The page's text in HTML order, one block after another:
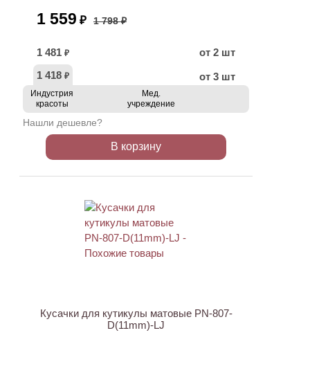
1 559 ₽ 1 798 ₽
1 481 ₽
от 2 шт
1 418 ₽ от 3 шт
Индустрия
красоты
Мед.
учреждение
Нашли дешевле?
В корзину
Кусачки для кутикулы матовые PN-807-
D(11mm)-LJ